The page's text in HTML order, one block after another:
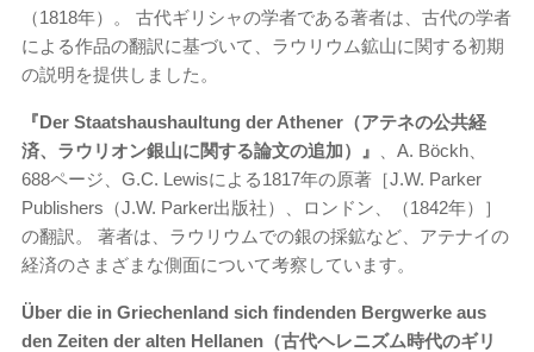
（1818年）。 古代ギリシャの学者である著者は、古代の学者
による作品の翻訳に基づいて、ラウリウム鉱山に関する初期
の説明を提供しました。
『Der Staatshaushaultung der Athener（アテネの公共経
済、ラウリオン銀山に関する論文の追加）』
、A. Böckh、
688ページ、G.C. Lewisによる1817年の原著［J.W. Parker
Publishers（J.W. Parker出版社）、ロンドン、（1842年）］
の翻訳。 著者は、ラウリウムでの銀の採鉱など、アテナイの
経済のさまざまな側面について考察しています。
Über die in Griechenland sich findenden Bergwerke aus
den Zeiten der alten Hellanen（古代ヘレニズム時代のギリ